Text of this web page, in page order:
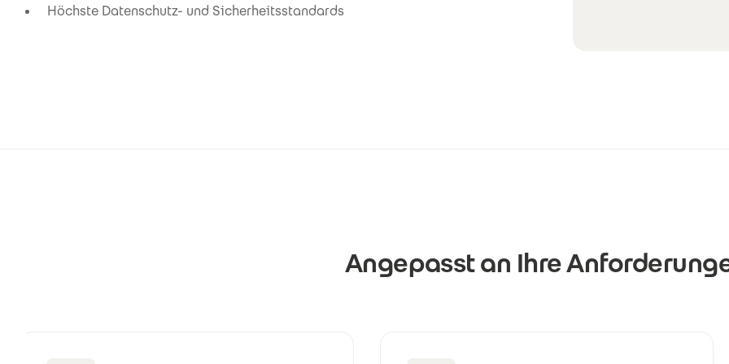
Höchste Datenschutz- und Sicherheitsstandards
Angepasst an Ihre